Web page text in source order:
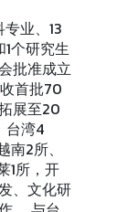
业、13
个研究生
批准成立
首批70
展至20
台湾4
2所、
1所，开
、文化研